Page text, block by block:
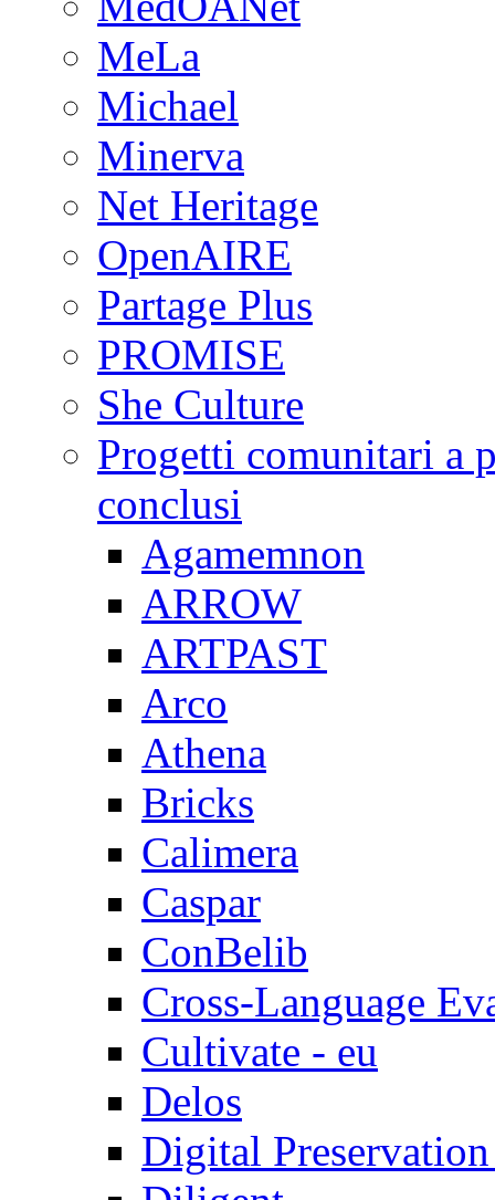
MeLa
Michael
Minerva
Net Heritage
OpenAIRE
Partage Plus
PROMISE
She Culture
Progetti comunitari a
conclusi
Agamemnon
ARROW
ARTPAST
Arco
Athena
Bricks
Calimera
Caspar
ConBelib
Cross-Language
Cultivate - eu
Delos
Digital